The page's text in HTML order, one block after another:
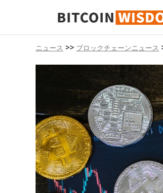
ビットコインの知恵
ニュース >> ブロックチェーンニュース